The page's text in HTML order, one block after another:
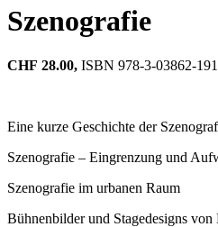
Szenografie
CHF 28.00, ISBN 978-3-03862-
Eine kurze Geschichte der
Szenografie – Eingrenzung und
Szenografie im urbanen Raum
Bühnenbilder und Stagedesigns von